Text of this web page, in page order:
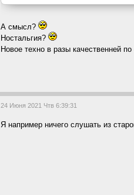
А смысл?
Ностальгия?
Новое техно в разы качественней
24 Июня 2021 Чтв 6:39:31
Я например ничего слушать из